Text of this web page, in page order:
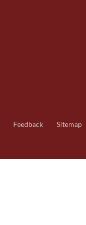
Feedback Sitemap